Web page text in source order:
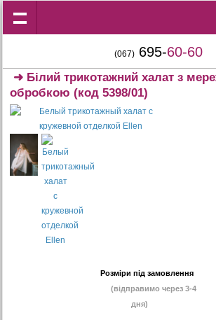
(067) 695-60-60
➜ Білий трикотажний халат з
обробкою (код 5398/01)
Розміри під замовлення
(відправимо через 3-4
дня)